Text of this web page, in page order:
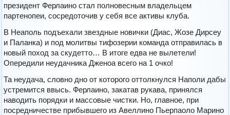
президент Ферлаино стал полновесным владельцем
партенопеи, сосредоточив у себя все активы клуба.
В Неаполь подъехали звездные новички (Диас, Жозе Дирсеу
и Паланка) и под молитвы тифозерии команда отправилась в
новый поход за скудетто… В итоге едва не вылетели!
Опередили неудачника Дженоа всего на 1 очко!
Та неудача, словно дно от которого оттолкнулся Наполи дабы
устремится ввысь. Ферлаино, закатав рукава, принялся
наводить порядки и массовые чистки. Но, главное, при
посредничестве прибывшего из Авеллино Пьерпаоло Марино